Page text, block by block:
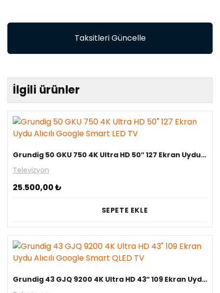
Taksitleri Güncelle
İlgili ürünler
Grundig 50 GKU 750 4K Ultra HD 50″ 127 Ekran Uydu Alıcılı Google Smart LED TV
Televizyon
25.500,00₺
SEPETE EKLE
Grundig 43 GJQ 9200 4K Ultra HD 43″ 109 Ekran Uydu Alıcılı Google Smart QLED TV